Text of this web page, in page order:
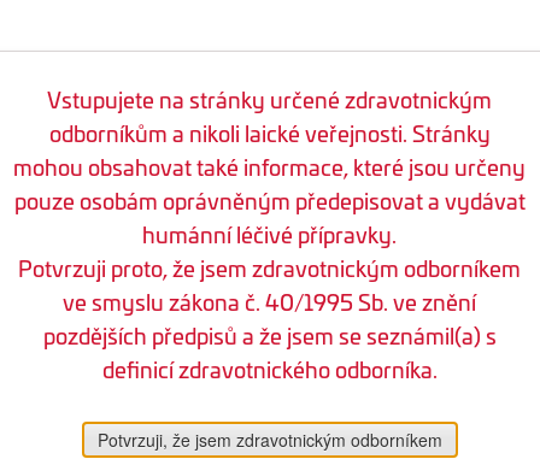
Vstupujete na stránky určené zdravotnickým
odborníkům a nikoli laické veřejnosti. Stránky
mohou obsahovat také informace, které jsou určeny
pouze osobám oprávněným předepisovat a vydávat
humánní léčivé přípravky.
Potvrzuji proto, že jsem zdravotnickým odborníkem
ve smyslu zákona č. 40/1995 Sb. ve znění
pozdějších předpisů a že jsem se seznámil(a) s
definicí zdravotnického odborníka.
Potvrzuji, že jsem zdravotnickým odborníkem